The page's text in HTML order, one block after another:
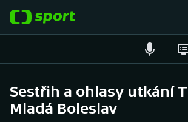
Hokej
Sestřih a ohlasy utkání
Mladá Boleslav